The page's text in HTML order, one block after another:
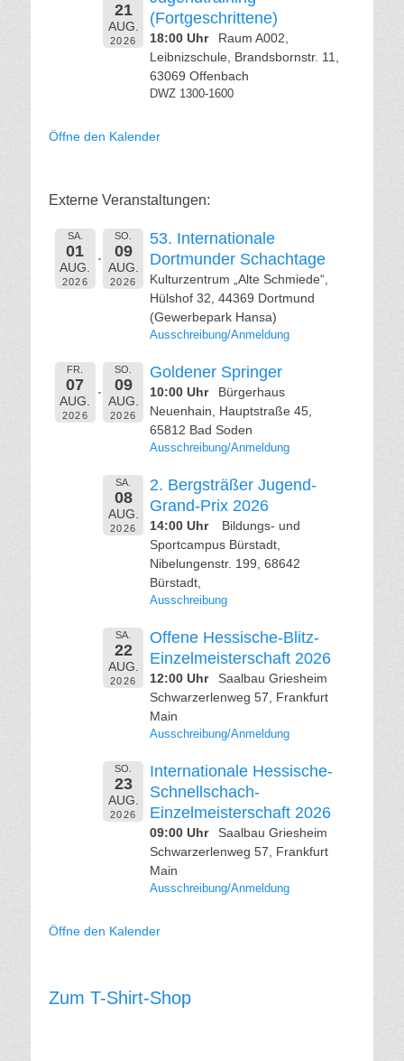
21
AUG.
2026
(Fortgeschrittene)
18:00 Uhr
Raum A002,
Leibnizschule, Brandsbornstr. 11,
63069 Offenbach
DWZ 1300-1600
Öffne den Kalender
Externe Veranstaltungen:
SA.
01
AUG.
2026
SO.
09
AUG.
2026
53. Internationale
Dortmunder Schachtage
Kulturzentrum „Alte Schmiede“,
Hülshof 32, 44369 Dortmund
(Gewerbepark Hansa)
Ausschreibung/Anmeldung
FR.
07
AUG.
2026
SO.
09
AUG.
2026
Goldener Springer
10:00 Uhr
Bürgerhaus
Neuenhain, Hauptstraße 45,
65812 Bad Soden
Ausschreibung/Anmeldung
SA.
08
AUG.
2026
2. Bergsträßer Jugend-
Grand-Prix 2026
14:00 Uhr
Bildungs- und
Sportcampus Bürstadt,
Nibelungenstr. 199, 68642
Bürstadt,
Ausschreibung
SA.
22
AUG.
2026
Offene Hessische-Blitz-
Einzelmeisterschaft 2026
12:00 Uhr
Saalbau Griesheim
Schwarzerlenweg 57, Frankfurt
Main
Ausschreibung/Anmeldung
SO.
23
AUG.
2026
Internationale Hessische-
Schnellschach-
Einzelmeisterschaft 2026
09:00 Uhr
Saalbau Griesheim
Schwarzerlenweg 57, Frankfurt
Main
Ausschreibung/Anmeldung
Öffne den Kalender
Zum T-Shirt-Shop